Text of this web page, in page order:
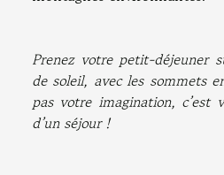
Prenez votre petit-déjeuner
de soleil, avec les sommets
pas votre imagination, c’est
d’un séjour !